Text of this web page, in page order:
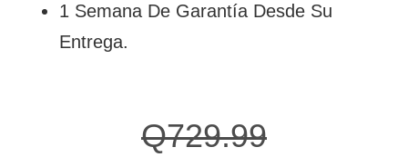
1 Semana De Garantía Desde Su
Entrega.
Q729.99